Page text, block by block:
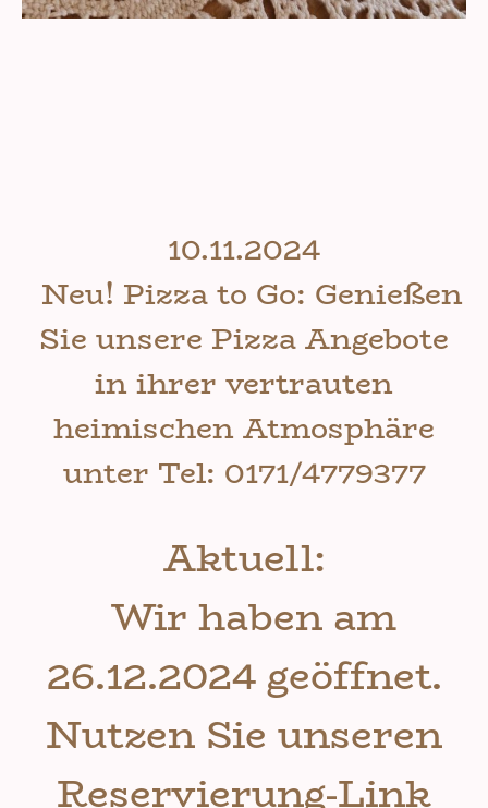
10.11.2024
Neu! Pizza to Go: Genießen
Sie unsere Pizza Angebote
in ihrer vertrauten
heimischen Atmosphäre
unter Tel: 0171/4779377
Aktuell:
Wir haben am
26.12.2024 geöffnet.
Nutzen Sie unseren
Reservierung-Link